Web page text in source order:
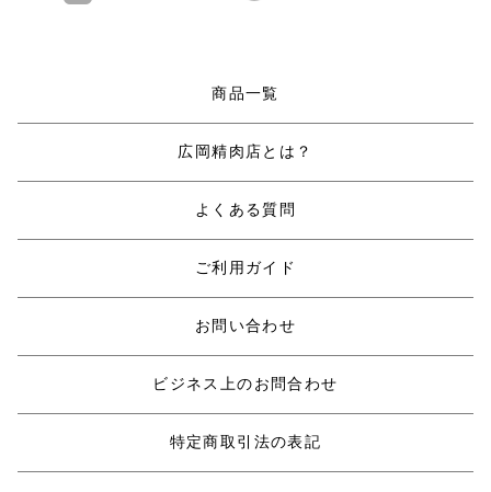
商品一覧
広岡精肉店とは？
よくある質問
ご利用ガイド
お問い合わせ
ビジネス上のお問合わせ
特定商取引法の表記